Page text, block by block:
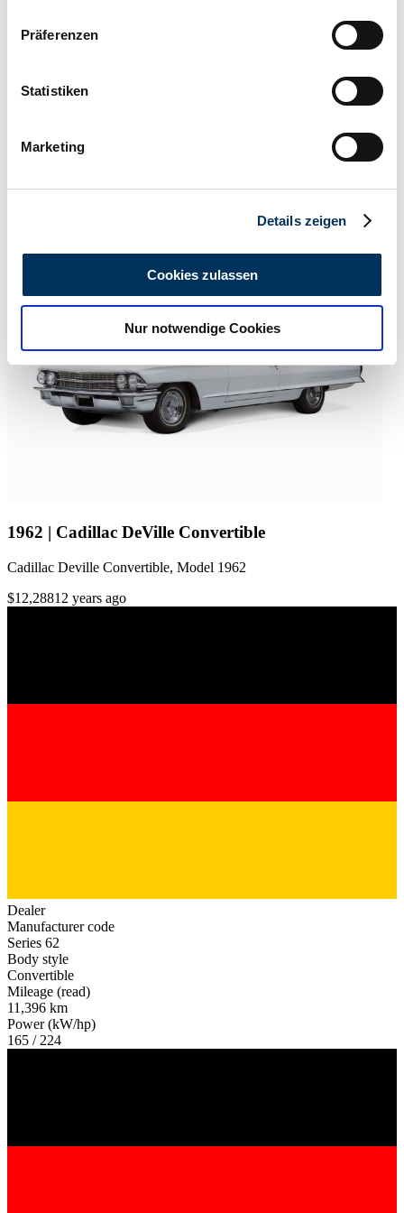
Informationen über Ihre geografische Lage
können
bestimmten Merkmalen (Fingerprinting) identifizieren
Erfahren Sie mehr darüber, wie Ihre persönlichen Daten
analysieren. Außerdem geben wir Informationen zu Ihrer
Verwendung unserer Website an unsere Partner für
soziale Medien, Werbung und Analysen weiter. Unsere
Partner führen diese Informationen möglicherweise mit
weiteren Daten zusammen, die Sie ihnen bereitgestellt
haben oder die sie im Rahmen Ihrer Nutzung der Dienste
Datenschutzerklärung
Präferenzen
Statistiken
Marketing
Details zeigen
Cookies zulassen
Nur notwendige Cookies
1962 | Cadillac DeVille Convertible
Cadillac Deville Convertible, Model 1962
$12,28812 years ago
Dealer
Manufacturer code
Series 62
Body style
Convertible
Mileage (read)
11,396 km
Power (kW/hp)
165 / 224